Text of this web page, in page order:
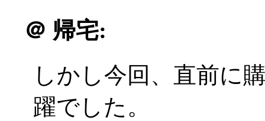
＠ 帰宅:
しかし今回、直前に
躍でした。